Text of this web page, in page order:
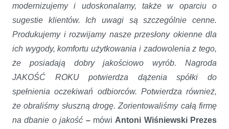
modernizujemy i udoskonalamy, także w oparciu o
sugestie klientów. Ich uwagi są szczególnie cenne.
Produkujemy i rozwijamy nasze przesłony okienne dla
ich wygody, komfortu użytkowania i zadowolenia z tego,
że posiadają dobry jakościowo wyrób. Nagroda
JAKOŚĆ ROKU potwierdza dążenia spółki do
spełnienia oczekiwań odbiorców. Potwierdza również,
że obraliśmy słuszną drogę. Zorientowaliśmy całą firmę
na dbanie o jakość – mówi Antoni Wiśniewski Prezes